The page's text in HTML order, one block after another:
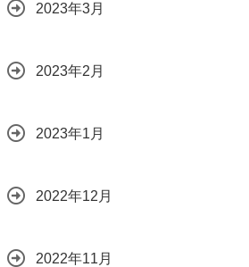
2023年3月
2023年2月
2023年1月
2022年12月
2022年11月